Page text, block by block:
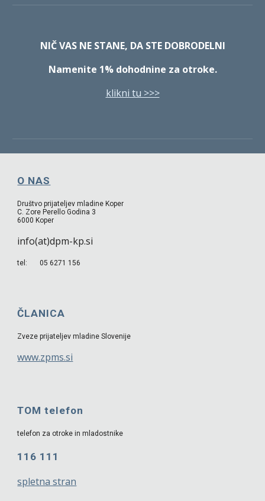
NIČ VAS NE STANE, DA STE DOBRODELNI
Namenite 1% dohodnine za otroke.
klikni tu >>>
O NAS
Društvo prijateljev mladine Koper
C. Zore Perello Godina 3
6000 Koper
info(at)dpm-kp.si
tel: 05 6271 156
ČLANICA
Zveze prijateljev mladine Slovenije
www.zpms.si
TOM telefon
telefon za otroke in mladostnike
116 111
spletna stran